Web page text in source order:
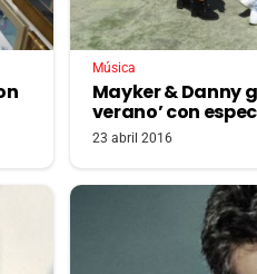
Música
Mayker & Danny
verano’ con
23 abril 2016